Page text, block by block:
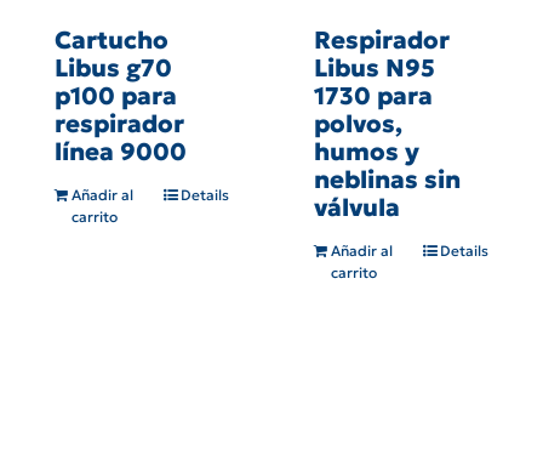
Cartucho
Libus g70
p100 para
respirador
línea 9000
Añadir al
carrito
Details
Respirador
Libus N95
1730 para
polvos,
humos y
neblinas sin
válvula
Añadir al
carrito
Details